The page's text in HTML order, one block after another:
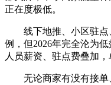
正在度极低。
线下地推、小区驻点
例，但2026年完全沦为
人员薪资、驻点费叠加，
无论商家有没有接单